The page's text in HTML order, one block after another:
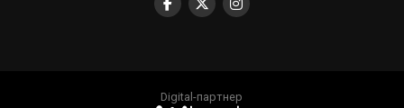
Digital-партнер